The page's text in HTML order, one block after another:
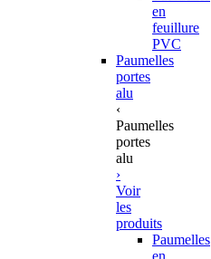
en
feuillure
PVC
Paumelles
portes
alu
‹
Paumelles
portes
alu
›
Voir
les
produits
Paumelles
en